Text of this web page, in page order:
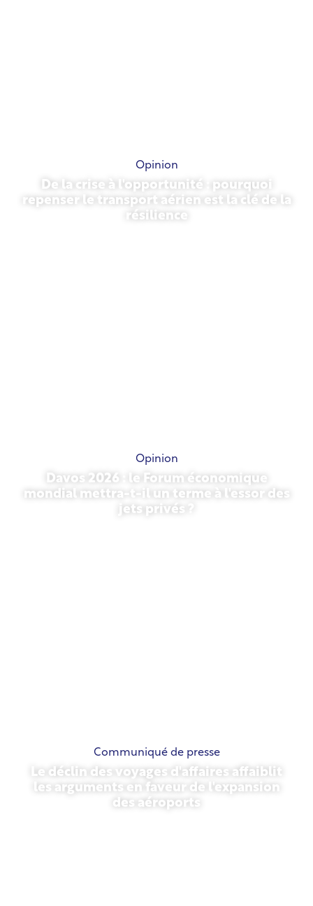
Opinion
De la crise à l'opportunité : pourquoi
repenser le transport aérien est la clé de la
résilience
Opinion
Davos 2026 : le Forum économique
mondial mettra-t-il un terme à l'essor des
jets privés ?
Communiqué de presse
Le déclin des voyages d'affaires affaiblit
les arguments en faveur de l'expansion
des aéroports